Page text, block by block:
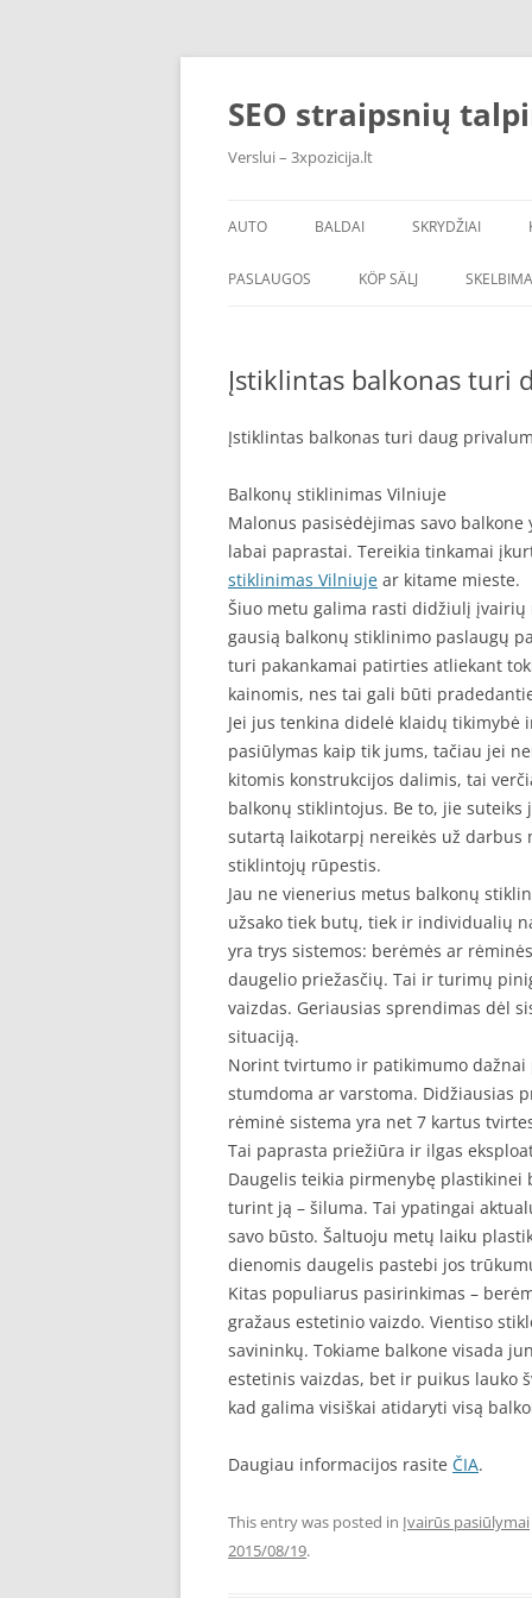
Skip
SEO straipsnių
Verslui – 3xpozicija.lt
AUTO BALDAI SKRYDŽIAI
PASLAUGOS KÖP SÄLJ
Įstiklintas balkonas turi
Įstiklintas balkonas turi daug
Balkonų stiklinimas Vilniuje
Malonus pasisėdėjimas savo
labai paprastai. Tereikia tinkamai
stiklinimas Vilniuje ar kitame mieste.
Šiuo metu galima rasti didžiulį
gausią balkonų stiklinimo paslaugų
turi pakankamai patirties atliekant
kainomis, nes tai gali būti
Jei jus tenkina didelė klaidų
pasiūlymas kaip tik jums, tačiau jei
kitomis konstrukcijos dalimis, tai
balkonų stiklintojus. Be to, jie
sutartą laikotarpį nereikės už darbus
stiklintojų rūpestis.
Jau ne vienerius metus balkonų
užsako tiek butų, tiek ir individualių
yra trys sistemos: berėmės ar
daugelio priežasčių. Tai ir turimų
vaizdas. Geriausias sprendimas dėl
situaciją.
Norint tvirtumo ir patikimumo
stumdoma ar varstoma. Didžiausias
rėminė sistema yra net 7 kartus
Tai paprasta priežiūra ir ilgas
Daugelis teikia pirmenybę
turint ją – šiluma. Tai ypatingai
savo būsto. Šaltuoju metų laiku
dienomis daugelis pastebi jos
Kitas populiarus pasirinkimas –
gražaus estetinio vaizdo. Vientiso
savininkų. Tokiame balkone visada
estetinis vaizdas, bet ir puikus lauko
kad galima visiškai atidaryti visą
Daugiau informacijos rasite ČIA.
This entry was posted in Įvairūs pasiūlymai
2015/08/19.